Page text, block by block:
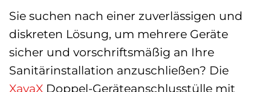
Sie suchen nach einer zuverlässigen und
diskreten Lösung, um mehrere Geräte
sicher und vorschriftsmäßig an Ihre
Sanitärinstallation anzuschließen? Die
XavaX Doppel-Geräteanschlusstülle mit